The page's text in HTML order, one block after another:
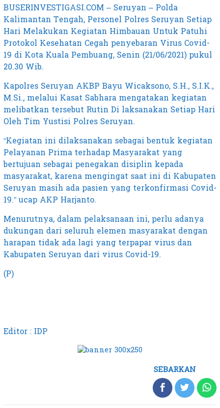
BUSERINVESTIGASI.COM – Seruyan – Polda
Kalimantan Tengah, Personel Polres Seruyan Setiap
Hari Melakukan Kegiatan Himbauan Untuk Patuhi
Protokol Kesehatan Cegah penyebaran Virus Covid-
19 di Kota Kuala Pembuang, Senin (21/06/2021) pukul
20.30 Wib.
Kapolres Seruyan AKBP Bayu Wicaksono, S.H., S.I.K.,
M.Si., melalui Kasat Sabhara mengatakan kegiatan
melibatkan tersebut Rutin Di laksanakan Setiap Hari
Oleh Tim Yustisi Polres Seruyan.
“Kegiatan ini dilaksanakan sebagai bentuk kegiatan
Pelayanan Prima terhadap Masyarakat yang
bertujuan sebagai penegakan disiplin kepada
masyarakat, karena mengingat saat ini di Kabupaten
Seruyan masih ada pasien yang terkonfirmasi Covid-
19.” ucap AKP Harjanto.
Menurutnya, dalam pelaksanaan ini, perlu adanya
dukungan dari seluruh elemen masyarakat dengan
harapan tidak ada lagi yang terpapar virus dan
Kabupaten Seruyan dari virus Covid-19.
(P)
Editor : IDP
SEBARKAN